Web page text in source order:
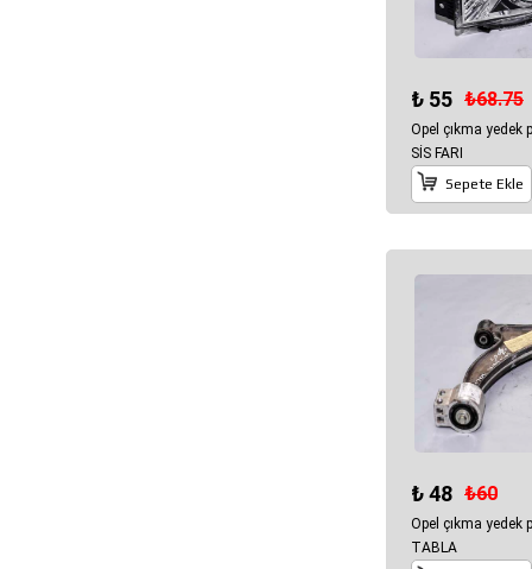
₺ 55 ₺68.75
Opel çıkma yedek
SİS FARI
Sepete Ekle
₺ 48 ₺60
Opel çıkma yedek
TABLA